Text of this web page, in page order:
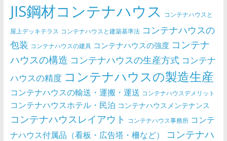
JIS鋼材コンテナハウス コンテナハウスと
屋上デッキテラス コンテナハウスと建築基準法 コンテナハウスの
包装 コンテナハウスの建具 コンテナハウスの強度 コンテナ
ハウスの構造 コンテナハウスの生産方式 コンテナ
ハウスの精度 コンテナハウスの製造生産
コンテナハウスの輸送・運搬・運送 コンテナハウスデメリット
コンテナハウスホテル・民泊 コンテナハウスメンテナンス
コンテナハウスレイアウト コンテナハウス事務所 コンテ
ナハウス付属品（看板・広告塔・柵など）
コンテナハ